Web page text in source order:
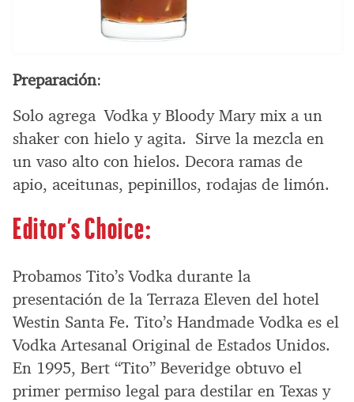
Preparación:
Solo agrega Vodka y Bloody Mary mix a un
shaker con hielo y agita. Sirve la mezcla en
un vaso alto con hielos. Decora ramas de
apio, aceitunas, pepinillos, rodajas de limón.
Editor’s Choice:
Probamos Tito’s Vodka durante la
presentación de la Terraza Eleven del hotel
Westin Santa Fe. Tito’s Handmade Vodka es el
Vodka Artesanal Original de Estados Unidos.
En 1995, Bert “Tito” Beveridge obtuvo el
primer permiso legal para destilar en Texas y